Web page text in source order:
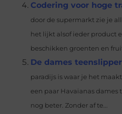
Codering voor hoge
door de supermarkt zie je
het lijkt alsof ieder product
beschikken groenten en
De dames
paradijs is waar je het
een paar Havaianas
nog beter. Zonder af te...